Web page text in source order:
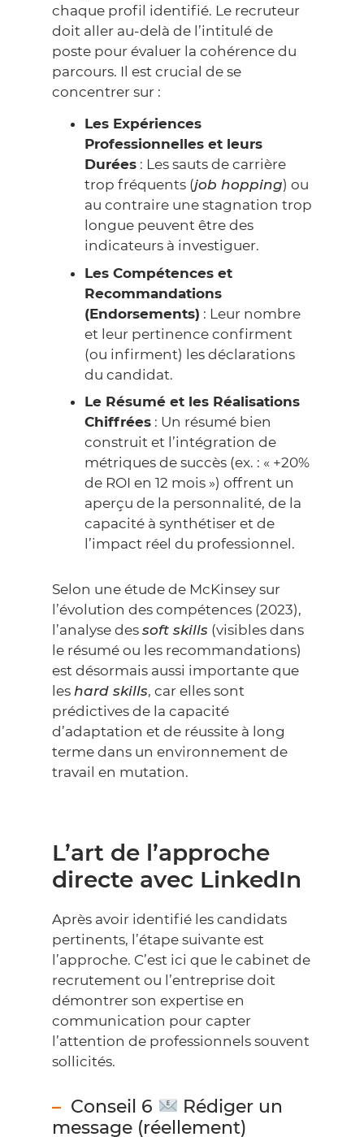
chaque profil identifié. Le recruteur
doit aller au-delà de l’intitulé de
poste pour évaluer la cohérence du
parcours. Il est crucial de se
concentrer sur :
Les Expériences
Professionnelles et leurs
Durées : Les sauts de carrière
trop fréquents (job hopping) ou
au contraire une stagnation trop
longue peuvent être des
indicateurs à investiguer.
Les Compétences et
Recommandations
(Endorsements) : Leur nombre
et leur pertinence confirment
(ou infirment) les déclarations
du candidat.
Le Résumé et les Réalisations
Chiffrées : Un résumé bien
construit et l’intégration de
métriques de succès (ex. : « +20%
de ROI en 12 mois ») offrent un
aperçu de la personnalité, de la
capacité à synthétiser et de
l’impact réel du professionnel.
Selon une étude de McKinsey sur
l’évolution des compétences (2023),
l’analyse des soft skills (visibles dans
le résumé ou les recommandations)
est désormais aussi importante que
les hard skills, car elles sont
prédictives de la capacité
d’adaptation et de réussite à long
terme dans un environnement de
travail en mutation.
L’art de l’approche
directe avec LinkedIn
Après avoir identifié les candidats
pertinents, l’étape suivante est
l’approche. C’est ici que le cabinet de
recrutement ou l’entreprise doit
démontrer son expertise en
communication pour capter
l’attention de professionnels souvent
sollicités.
Conseil 6
Rédiger un
message (réellement)